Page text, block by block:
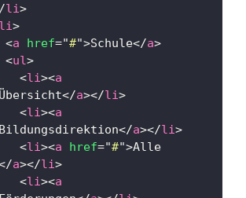
li>
>
<a href="#">Schule</a>
<ul>
<li><a
</a></li>
<li><a
</a></li>
<li><a href="#">Alle
a></li>
<li><a